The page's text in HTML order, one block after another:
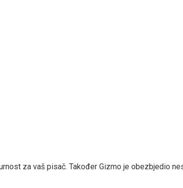
za vaš pisač. Također Gizmo je obezbjedio